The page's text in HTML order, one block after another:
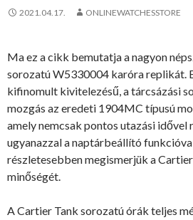
2021.04.17. ONLINEWATCHESSTORE
Ma ez a cikk bemutatja a nagyon
sorozatú W5330004 karóra replikát.
kifinomult kivitelezésű, a tárcsázási
mozgás az eredeti 1904MC típusú
amely nemcsak pontos utazási idővel
ugyanazzal a naptárbeállító
részletesebben megismerjük a
minőségét.
A Cartier Tank sorozatú órák teljes